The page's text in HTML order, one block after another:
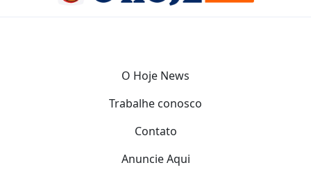
O Hoje News
Trabalhe conosco
Contato
Anuncie Aqui